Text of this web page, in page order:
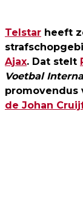
Telstar heeft
Ajax. Dat stelt
Voetbal
de Johan